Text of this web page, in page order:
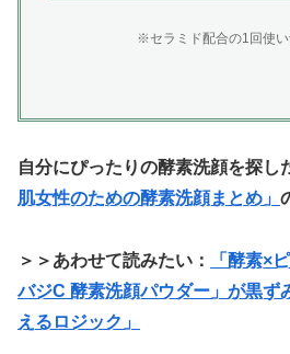
※セラミド配合の1回使
自分にぴったりの酵素洗顔を探し
肌女性のための酵素洗顔まとめ」
＞＞あわせて読みたい：
「酵素×
バジC 酵素洗顔パウダー」が黒
えるロジック」